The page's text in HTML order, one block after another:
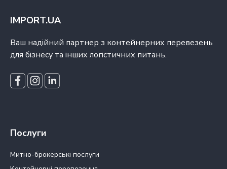
IMPORT.UA
Ваш надійний партнер з контейнерних перевезень
для бізнесу та інших логістичних питань.
Послуги
Митно-брокерські послуги